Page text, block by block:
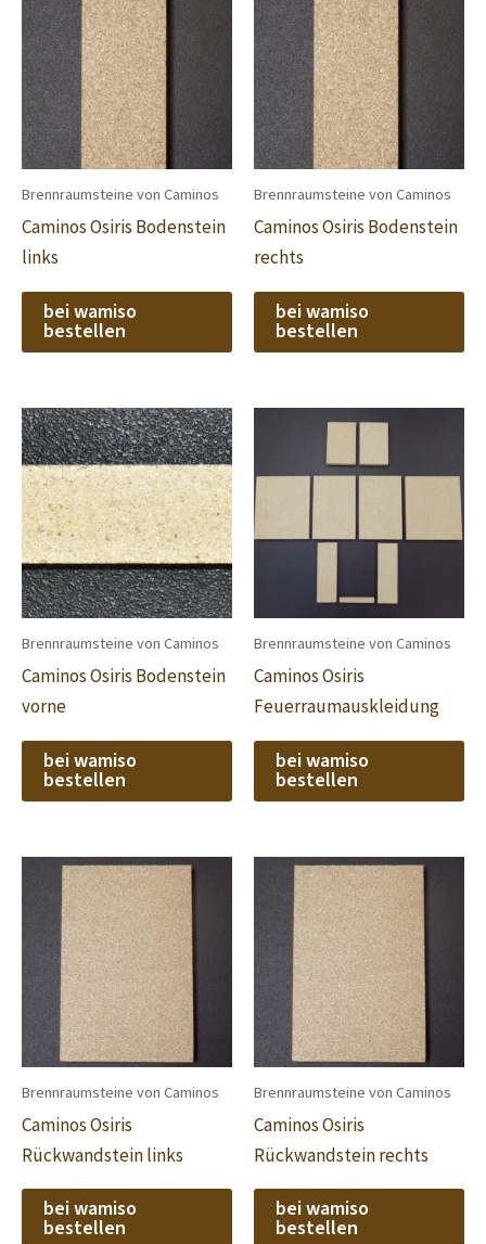
Brennraumsteine von Caminos
Caminos Osiris Bodenstein
links
bei wamiso
bestellen
Brennraumsteine von Caminos
Caminos Osiris Bodenstein
rechts
bei wamiso
bestellen
Brennraumsteine von Caminos
Caminos Osiris Bodenstein
vorne
bei wamiso
bestellen
Brennraumsteine von Caminos
Caminos Osiris
Feuerraumauskleidung
bei wamiso
bestellen
Brennraumsteine von Caminos
Caminos Osiris
Rückwandstein links
bei wamiso
bestellen
Brennraumsteine von Caminos
Caminos Osiris
Rückwandstein rechts
bei wamiso
bestellen